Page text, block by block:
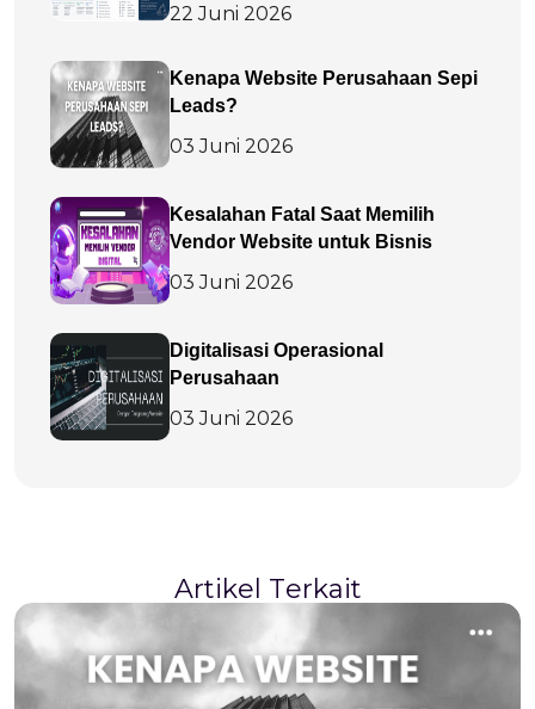
22 Juni 2026
Kenapa Website Perusahaan Sepi
Leads?
03 Juni 2026
Kesalahan Fatal Saat Memilih
Vendor Website untuk Bisnis
03 Juni 2026
Digitalisasi Operasional
Perusahaan
03 Juni 2026
Artikel Terkait